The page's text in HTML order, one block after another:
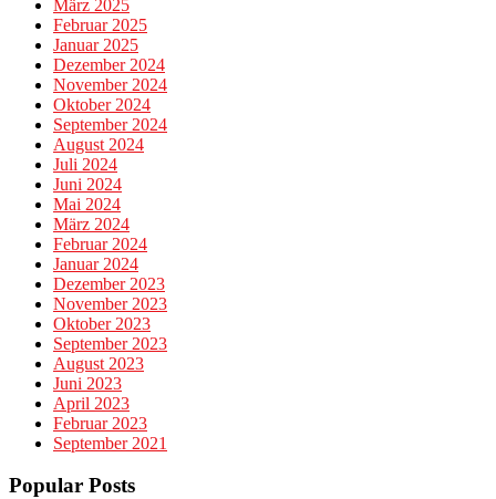
März 2025
Februar 2025
Januar 2025
Dezember 2024
November 2024
Oktober 2024
September 2024
August 2024
Juli 2024
Juni 2024
Mai 2024
März 2024
Februar 2024
Januar 2024
Dezember 2023
November 2023
Oktober 2023
September 2023
August 2023
Juni 2023
April 2023
Februar 2023
September 2021
Popular Posts